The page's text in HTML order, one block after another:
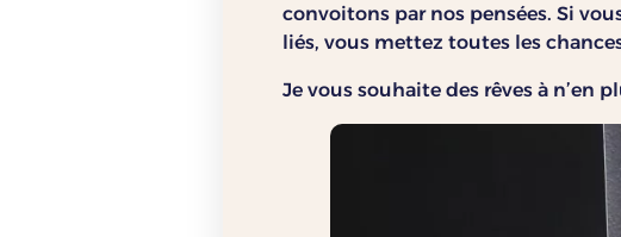
convoitons par nos pensées. Si
liés, vous mettez toutes les
Je vous souhaite des rêves à n’en